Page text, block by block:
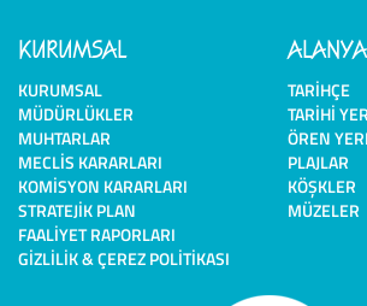
KURUMSAL
KURUMSAL
MÜDÜRLÜKLER
MUHTARLAR
MECLIS KARARLARI
KOMISYON KARARLARI
STRATEJIK PLAN
FAALIYET RAPORLARI
GIZLILIK & ÇEREZ POLITIKASI
ALANYA
TARIHÇE
TARIHI
ÖREN
PLAJLAR
KÖŞKLER
MÜZELER